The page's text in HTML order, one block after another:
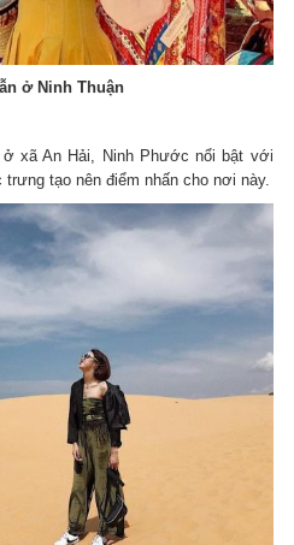
ở Ninh Thuận
xã An Hải, Ninh Phước nổi bật với
tạo nên điểm nhấn cho nơi này.